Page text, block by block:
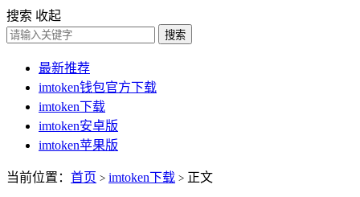
搜索 收起
搜索
最新推荐
imtoken钱包官方下载
imtoken下载
imtoken安卓版
imtoken苹果版
当前位置： 首页 > imtoken下载 > 正文